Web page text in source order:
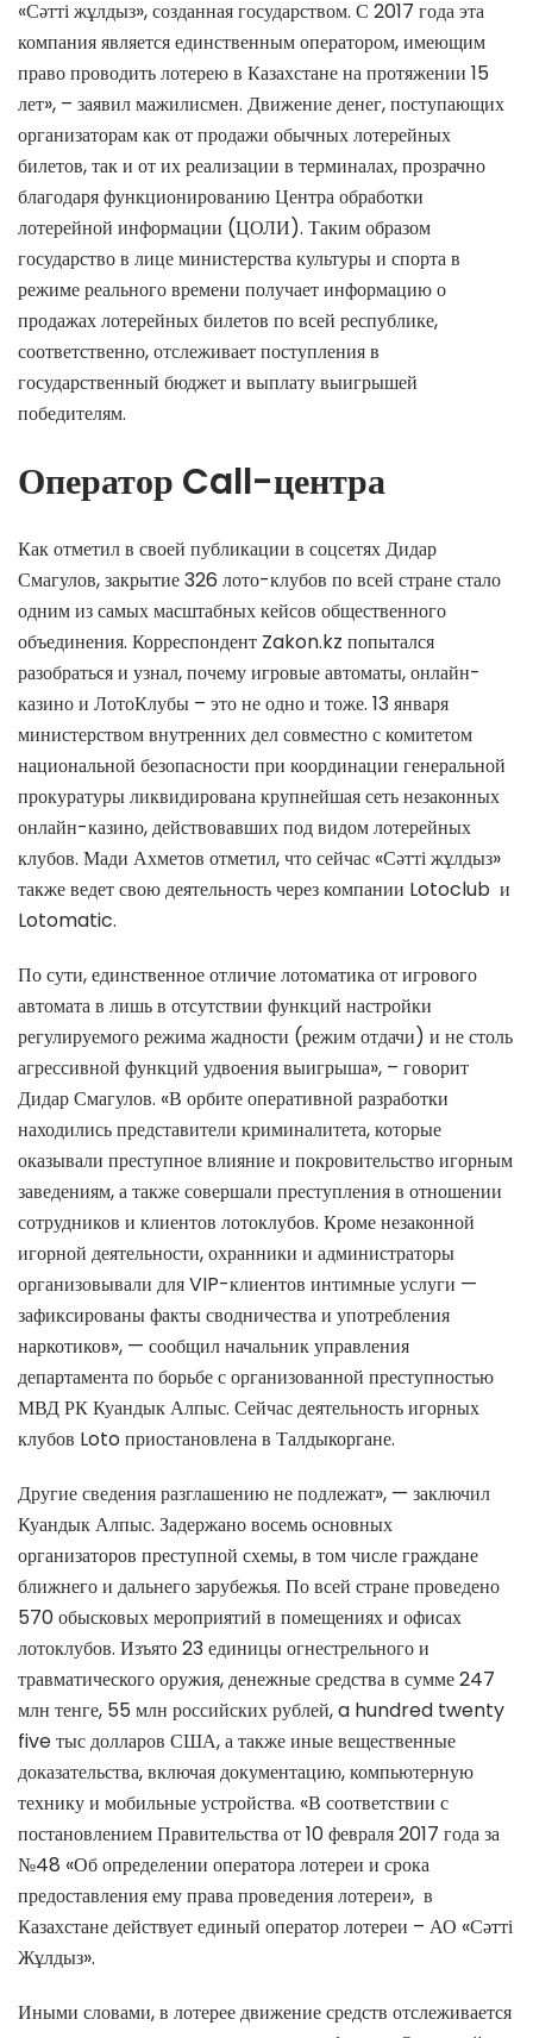
«Сәтті жұлдыз», созданная государством. С 2017 года эта
компания является единственным оператором, имеющим
право проводить лотерею в Казахстане на протяжении 15
лет», – заявил мажилисмен. Движение денег, поступающих
организаторам как от продажи обычных лотерейных
билетов, так и от их реализации в терминалах, прозрачно
благодаря функционированию Центра обработки
лотерейной информации (ЦОЛИ). Таким образом
государство в лице министерства культуры и спорта в
режиме реального времени получает информацию о
продажах лотерейных билетов по всей республике,
соответственно, отслеживает поступления в
государственный бюджет и выплату выигрышей
победителям.
Оператор Call-центра
Как отметил в своей публикации в соцсетях Дидар
Смагулов, закрытие 326 лото-клубов по всей стране стало
одним из самых масштабных кейсов общественного
объединения. Корреспондент Zakon.kz попытался
разобраться и узнал, почему игровые автоматы, онлайн-
казино и ЛотоКлубы – это не одно и тоже. 13 января
министерством внутренних дел совместно с комитетом
национальной безопасности при координации генеральной
прокуратуры ликвидирована крупнейшая сеть незаконных
онлайн-казино, действовавших под видом лотерейных
клубов. Мади Ахметов отметил, что сейчас «Сәтті жұлдыз»
также ведет свою деятельность через компании Lotoclub и
Lotomatic.
По сути, единственное отличие лотоматика от игрового
автомата в лишь в отсутствии функций настройки
регулируемого режима жадности (режим отдачи) и не столь
агрессивной функций удвоения выигрыша», – говорит
Дидар Смагулов. «В орбите оперативной разработки
находились представители криминалитета, которые
оказывали преступное влияние и покровительство игорным
заведениям, а также совершали преступления в отношении
сотрудников и клиентов лотоклубов. Кроме незаконной
игорной деятельности, охранники и администраторы
организовывали для VIP-клиентов интимные услуги —
зафиксированы факты сводничества и употребления
наркотиков», — сообщил начальник управления
департамента по борьбе с организованной преступностью
МВД РК Куандык Алпыс. Сейчас деятельность игорных
клубов Loto приостановлена в Талдыкоргане.
Другие сведения разглашению не подлежат», — заключил
Куандык Алпыс. Задержано восемь основных
организаторов преступной схемы, в том числе граждане
ближнего и дальнего зарубежья. По всей стране проведено
570 обысковых мероприятий в помещениях и офисах
лотоклубов. Изъято 23 единицы огнестрельного и
травматического оружия, денежные средства в сумме 247
млн тенге, 55 млн российских рублей, a hundred twenty
five тыс долларов США, а также иные вещественные
доказательства, включая документацию, компьютерную
технику и мобильные устройства. «В соответствии с
постановлением Правительства от 10 февраля 2017 года за
№48 «Об определении оператора лотереи и срока
предоставления ему права проведения лотереи», в
Казахстане действует единый оператор лотереи – АО «Сәтті
Жұлдыз».
Иными словами, в лотерее движение средств отслеживается